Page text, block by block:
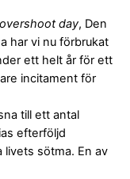
day, Den
har vi nu förbrukat
ett helt år för ett
incitament för
till ett antal
efterföljd
sötma. En av